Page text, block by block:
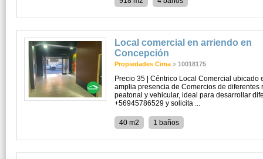
Local comercial en arriendo en
Concepción
Propiedades Cima » 10018175
Precio 35 | Céntrico Local Comercial ubicado
amplia presencia de Comercios de diferentes
peatonal y vehicular, ideal para desarrollar
+56945786529 y solicita ...
40 m2 1 baños